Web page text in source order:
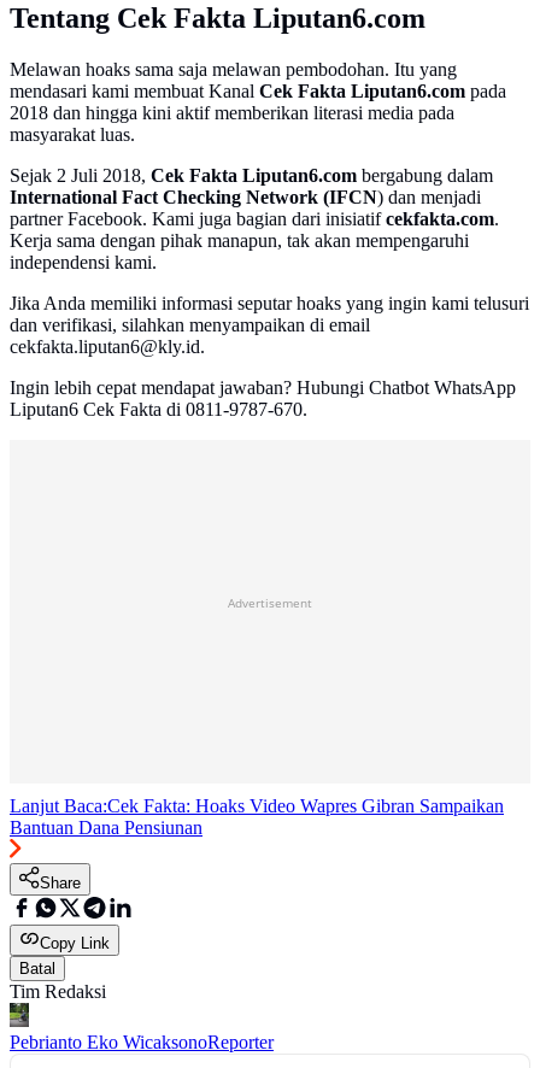
Tentang Cek Fakta Liputan6.com
Melawan hoaks sama saja melawan pembodohan. Itu yang
mendasari kami membuat Kanal Cek Fakta Liputan6.com pada
2018 dan hingga kini aktif memberikan literasi media pada
masyarakat luas.
Sejak 2 Juli 2018, Cek Fakta Liputan6.com bergabung dalam
International Fact Checking Network (IFCN) dan menjadi
partner Facebook. Kami juga bagian dari inisiatifcekfakta.com.
Kerja sama dengan pihak manapun, tak akan mempengaruhi
independensi kami.
Jika Anda memiliki informasi seputar hoaks yang ingin kami telusuri
dan verifikasi, silahkan menyampaikan di email
cekfakta.liputan6@kly.id.
Ingin lebih cepat mendapat jawaban? Hubungi Chatbot WhatsApp
Liputan6 Cek Fakta di 0811-9787-670.
Advertisement
Lanjut Baca:Cek Fakta: Hoaks Video Wapres Gibran Sampaikan
Bantuan Dana Pensiunan
Share
Copy Link
Batal
Tim Redaksi
Pebrianto Eko WicaksonoReporter